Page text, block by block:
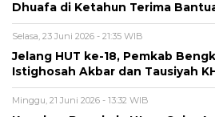
Dhuafa di Ketahun Terima
Selasa, 23 Juni 2026 - 21:35 WIB
Jelang HUT ke-18, Pemkab
Istighosah Akbar dan Tausiyah
Minggu, 21 Juni 2026 - 13:32 WIB